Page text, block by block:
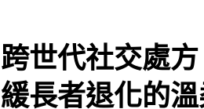
跨世代社交處
緩長者退化的